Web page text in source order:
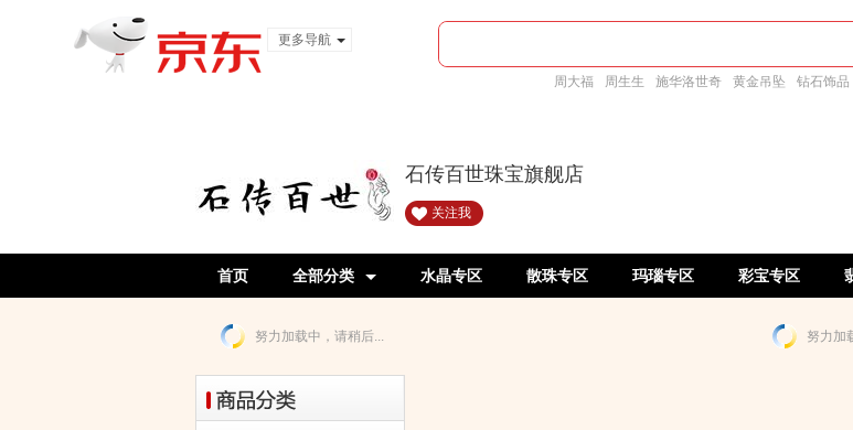
更多导航
周大福 周生生 施华洛世奇 黄金吊坠 钻石饰品
石传百世珠宝旗舰店
关注我
首页 全部分类 水晶专区 散珠专区 玛瑙专区 彩宝专区
努力加载中，请稍后... 努力加